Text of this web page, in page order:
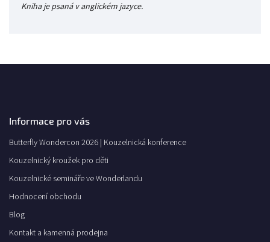
Kniha je psaná v anglickém jazyce.
Informace pro vás
Butterfly Wondercon 2026 | Kouzelnická konference
Kouzelnický kroužek pro děti
Kouzelnické semináře ve Wonderlandu
Hodnocení obchodu
Blog
Kontakt a kamenná prodejna